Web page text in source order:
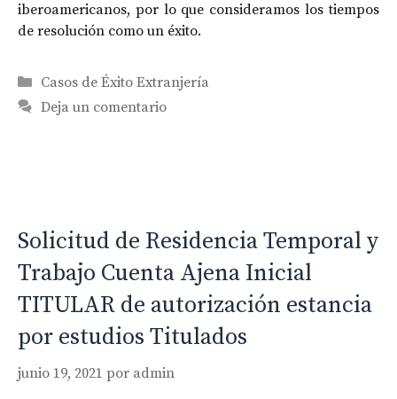
iberoamericanos, por lo que consideramos los tiempos
de resolución como un éxito.
Categorías
Casos de Éxito Extranjería
Deja un comentario
Solicitud de Residencia Temporal y
Trabajo Cuenta Ajena Inicial
TITULAR de autorización estancia
por estudios Titulados
junio 19, 2021 por admin